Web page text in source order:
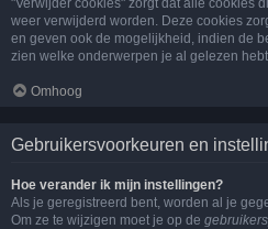
"Verwijder cookies" zorgt dat alle cookies
weer verwijderd worden. Deze cookies
en geven ook de mogelijkheid, indien de
zien welke onderwerpen je al gelezen
Omhoog
Gebruikersvoorkeuren en
Hoe verander ik mijn instellingen?
Als je geregistreerd bent, worden al je
Om ze te wijzigen moet je op de